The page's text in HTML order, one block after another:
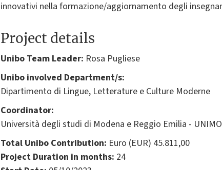
innovativi nella formazione/aggiornamento degli
Project details
Unibo Team Leader: Rosa Pugliese
Unibo involved Department/s:
Dipartimento di Lingue, Letterature e Culture Moderne
Coordinator:
Università degli studi di Modena e Reggio Emilia -
Total Unibo Contribution: Euro (EUR) 45.811,00
Project Duration in months: 24